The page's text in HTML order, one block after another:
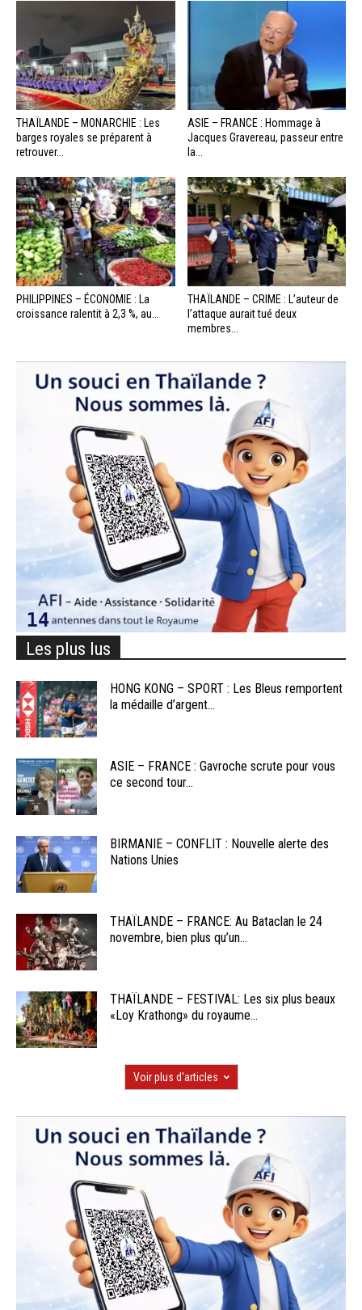
THAÏLANDE – MONARCHIE : Les
barges royales se préparent à
retrouver...
ASIE – FRANCE : Hommage à
Jacques Gravereau, passeur entre
la...
PHILIPPINES – ÉCONOMIE : La
croissance ralentit à 2,3 %, au...
THAÏLANDE – CRIME : L’auteur de
l’attaque aurait tué deux
membres...
Les plus lus
HONG KONG – SPORT : Les Bleus remportent
la médaille d’argent...
ASIE – FRANCE : Gavroche scrute pour vous
ce second tour...
BIRMANIE – CONFLIT : Nouvelle alerte des
Nations Unies
THAÏLANDE – FRANCE: Au Bataclan le 24
novembre, bien plus qu’un...
THAÏLANDE – FESTIVAL: Les six plus beaux
«Loy Krathong» du royaume...
Voir plus d'articles